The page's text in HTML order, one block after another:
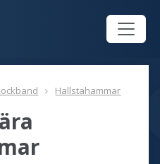
Hallstahammar